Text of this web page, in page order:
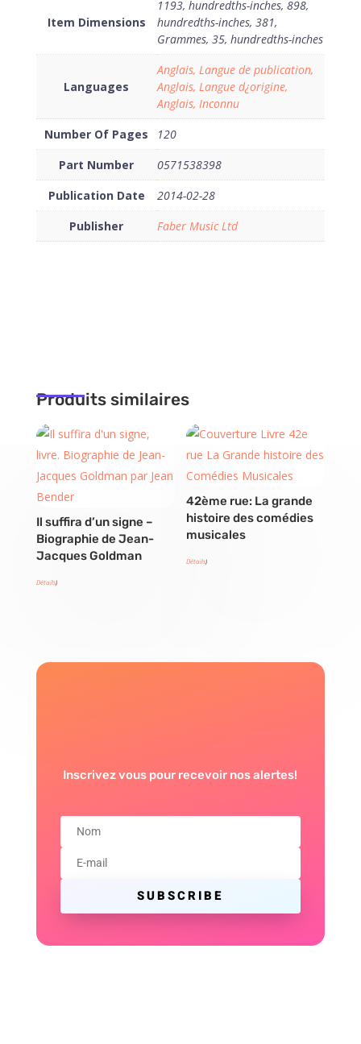
Item Dimensions
1193, hundredths-inches, 898,
hundredths-inches, 381,
Grammes, 35, hundredths-inches
Languages
Anglais, Langue de publication,
Anglais, Langue d¿origine,
Anglais, Inconnu
Number Of Pages
120
Part Number
0571538398
Publication Date
2014-02-28
Publisher
Faber Music Ltd
Produits similaires
Il suffira d’un signe –
Biographie de Jean-
Jacques Goldman
Détails)
42ème rue: La grande
histoire des comédies
musicales
Détails)
Inscrivez vous pour recevoir nos alertes!
SUBSCRIBE